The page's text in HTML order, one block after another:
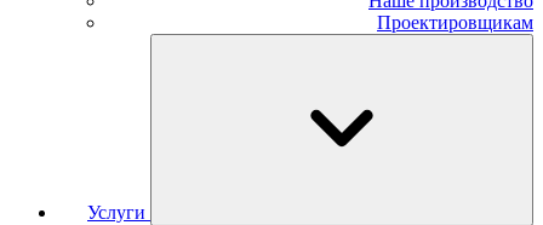
Проектировщикам
Услуги